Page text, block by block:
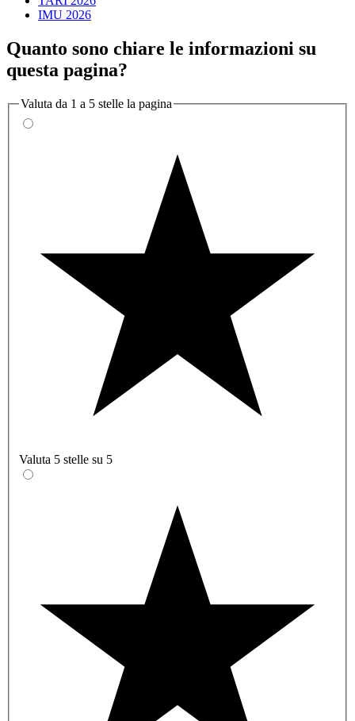
IMU 2026
Quanto sono chiare le informazioni su
questa pagina?
Valuta da 1 a 5 stelle la pagina
Valuta 5 stelle su 5